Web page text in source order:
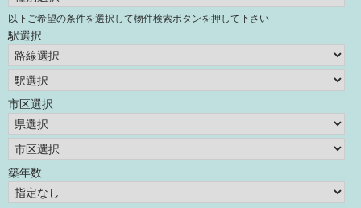
以下ご希望の条件を選択して物件検索ボタンを押して下さい
駅選択
市区選択
築年数